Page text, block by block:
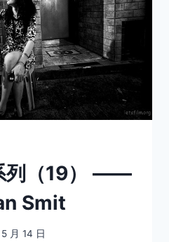
列（19） ——
Smit
月 14 日